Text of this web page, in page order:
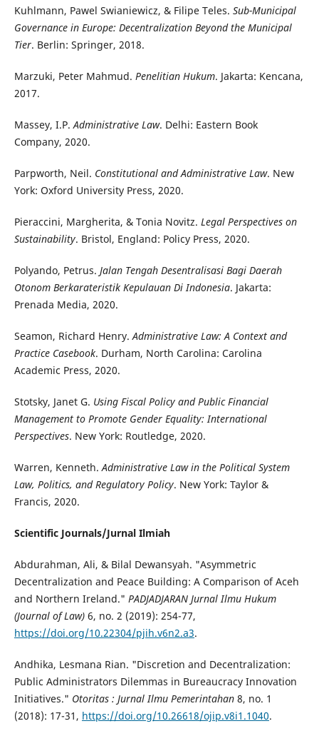
Kuhlmann, Pawel Swianiewicz, & Filipe Teles. Sub-Municipal
Governance in Europe: Decentralization Beyond the Municipal
Tier. Berlin: Springer, 2018.
Marzuki, Peter Mahmud. Penelitian Hukum. Jakarta: Kencana,
2017.
Massey, I.P.Administrative Law. Delhi: Eastern Book
Company, 2020.
Parpworth, Neil. Constitutional and Administrative Law. New
York: Oxford University Press, 2020.
Pieraccini, Margherita, & Tonia Novitz. Legal Perspectives on
Sustainability. Bristol, England: Policy Press, 2020.
Polyando, Petrus. Jalan Tengah Desentralisasi Bagi Daerah
Otonom Berkarateristik Kepulauan Di Indonesia. Jakarta:
Prenada Media, 2020.
Seamon, Richard Henry.Administrative Law: A Context and
Practice Casebook. Durham, North Carolina: Carolina
Academic Press, 2020.
Stotsky, Janet G. Using Fiscal Policy and Public Financial
Management to Promote Gender Equality: International
Perspectives. New York: Routledge, 2020.
Warren, Kenneth.Administrative Law in the Political System
Law, Politics, and Regulatory Policy. New York: Taylor &
Francis, 2020.
Scientific Journals/Jurnal Ilmiah
Abdurahman, Ali, & Bilal Dewansyah. "Asymmetric
Decentralization and Peace Building: A Comparison of Aceh
and Northern Ireland." PADJADJARAN Jurnal Ilmu Hukum
(Journal of Law)6, no. 2 (2019): 254-77,
https://doi.org/10.22304/pjih.v6n2.a3.
Andhika, Lesmana Rian. "Discretion and Decentralization:
Public Administrators Dilemmas in Bureaucracy Innovation
Initiatives." Otoritas : Jurnal Ilmu Pemerintahan8, no. 1
(2018): 17-31, https://doi.org/10.26618/ojip.v8i1.1040.